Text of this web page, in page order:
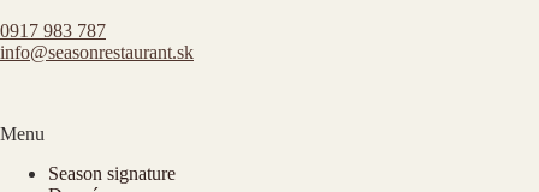
0917 983 787
info@seasonrestaurant.sk
Menu
Season signature